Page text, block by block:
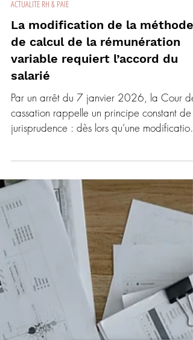
3 févr. 4 min de lecture
ACTUALITE RH & PAIE
La modification de la méthode
de calcul de la rémunération
salarié
Par un arrêt du 7 janvier 2026, la Cour de
cassation rappelle un principe constant de
jurisprudence : dès lors qu’une modification
affecte la méthode de calcul de la
rémunération contractuelle du salarié,
l’accord de ce dernier est requis. L’ajout de
nouveaux éléments à l’assiette de calcul d’un
bonus contractuel ne relève pas du simple
pouvoir de direction de l’employeur, même
la formule de calcul demeure, en